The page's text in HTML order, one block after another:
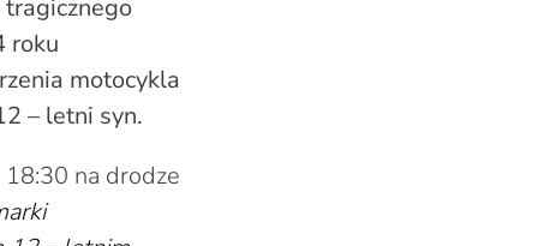
roku
motocykla
– letni syn.
18:30 na drodze